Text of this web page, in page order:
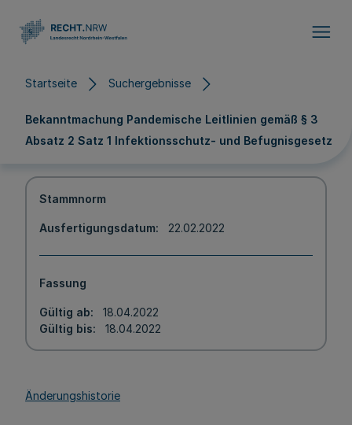
Startseite Suchergebnisse
Bekanntmachung Pandemische Leitlinien gemäß § 3
Absatz 2 Satz 1 Infektionsschutz- und Befugnisgesetz
Stammnorm
Ausfertigungsdatum 22.02.2022
Fassung
Gültig ab
18.04.2022
Gültig bis
18.04.2022
Änderungshistorie